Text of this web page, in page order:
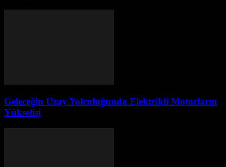
Geleceğin Uzay Yolculuğunda Elektrikli Motorların
Yükselişi